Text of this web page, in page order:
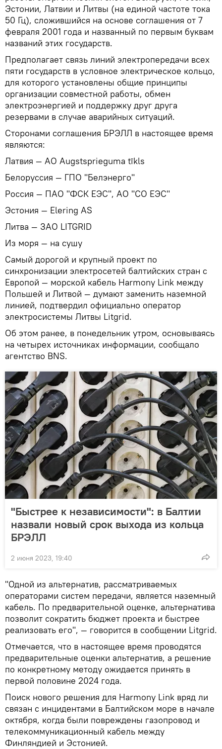
Эстонии, Латвии и Литвы (на единой частоте тока
50 Гц), сложившийся на основе соглашения от 7
февраля 2001 года и названный по первым буквам
названий этих государств.
Предполагает связь линий электропередачи всех
пяти государств в условное электрическое кольцо,
для которого установлены общие принципы
организации совместной работы, обмен
электроэнергией и поддержку друг друга
резервами в случае аварийных ситуаций.
Сторонами соглашения БРЭЛЛ в настоящее время
являются:
Латвия — АО Augstsprieguma tīkls
Белоруссия — ГПО "Белэнерго"
Россия — ПАО "ФСК ЕЭС", АО "СО ЕЭС"
Эстония — Elering AS
Литва — ЗАО LITGRID
Из моря — на сушу
Самый дорогой и крупный проект по
синхронизации электросетей балтийских стран с
Европой — морской кабель Harmony Link между
Польшей и Литвой — думают заменить наземной
линией, подтвердил официально оператор
электросистемы Литвы Litgrid.
Об этом ранее, в понедельник утром, основываясь
на четырех источниках информации, сообщало
агентство BNS.
"Быстрее к независимости": в Балтии
назвали новый срок выхода из кольца
БРЭЛЛ
2 июня 2023, 19:40
"Одной из альтернатив, рассматриваемых
операторами систем передачи, является наземный
кабель. По предварительной оценке, альтернатива
позволит сократить бюджет проекта и быстрее
реализовать его", — говорится в сообщении Litgrid.
Отмечается, что в настоящее время проводятся
предварительные оценки альтернатив, а решение
по конкретному методу ожидается принять в
первой половине 2024 года.
Поиск нового решения для Harmony Link вряд ли
связан с инцидентами в Балтийском море в начале
октября, когда были повреждены газопровод и
телекоммуникационный кабель между
Финляндией и Эстонией.